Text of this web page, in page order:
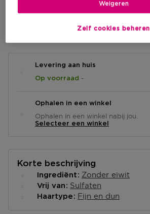
IN WINKELMANDJE
Levering aan huis
Op voorraad -
Ophalen in een winkel
Ophalen in een winkel nabij jou.
Selecteer een winkel
Korte beschrijving
Ingrediënt Zonder eiwit
Vrij van Sulfaten
Haartype Fijn en dun
Zelf cookies beheren
Weigeren